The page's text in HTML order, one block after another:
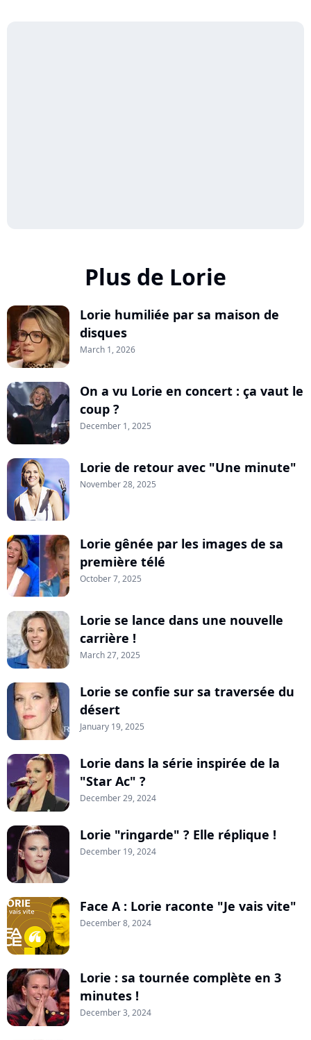
Plus de Lorie
Lorie humiliée par sa maison de
disques
March 1, 2026
On a vu Lorie en concert : ça vaut le
coup ?
December 1, 2025
Lorie de retour avec "Une minute"
November 28, 2025
Lorie gênée par les images de sa
première télé
October 7, 2025
Lorie se lance dans une nouvelle
carrière !
March 27, 2025
Lorie se confie sur sa traversée du
désert
January 19, 2025
Lorie dans la série inspirée de la
"Star Ac" ?
December 29, 2024
Lorie "ringarde" ? Elle réplique !
December 19, 2024
Face A : Lorie raconte "Je vais vite"
December 8, 2024
Lorie : sa tournée complète en 3
minutes !
December 3, 2024